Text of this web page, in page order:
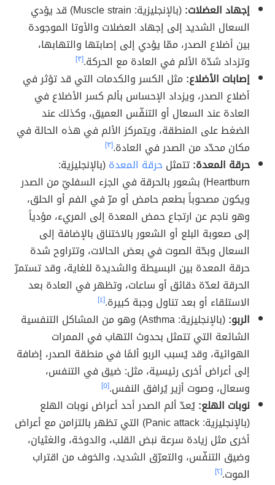
إجهاد العضلات:
(بالإنجليزية: Muscle strain) قد يؤدي
السعال الشديد إلى إجهاد العضلات والأوتا الموجودة
بين أضلاع الصدر، ممّا يؤدي إلى إصابتها والتهابها،
وتزداد شدّة الألم في العادة مع الحركة.[٣]
إصابات الأضلاع: مثل الكسر والكدمات التي قد تؤثر في
أضلاع الصدر، ويزداد الإحساس بألم كسر الأضلاع في
العادة عند السعال أو التنفّس العميق، وكذلك عند
الضغط على المنطقة، ويتمركز الألم في هذه الحالة في
مكان محدّد من الصدر في العادة.[٣]
حرقة المعدة:تتمثلحرقة المعدة(بالإنجليزية:
Heartburn) بشعور بالحرقة في الجزء السفليّ من الصدر
ويكون مصحوباً بطعم حامض أو مرّ في الفم أو الحلق،
وهو ناجم عن ارتجاع حمض المعدة إلى المريء، مؤدياً
إلى صعوبة البلع أو الشعور بالاختناق بالإضافة إلى
السعال وبحّة الصوت في بعض الحالات، وتتراوح شدة
حرقة المعدة بين البسيطة والشديدة للغاية، وقد تستمرّ
الحرقة لعدّة دقائق أو ساعات، وتظهر في العادة بعد
الاستلقاء أو بعد تناول وجبة كبيرة.[٤]
الربو:
(بالإنجليزية: Asthma) وهو من المشاكل التنفسية
الشائعة التي تتمثل بحدوث التهاب في الممرات
الهوائية، وقد يُسبب الربو ألمًا في منطقة الصدر، إضافة
إلى أعراض أخرى رئيسية، مثل: ضيق في التنفس،
وسعال، وصوت أزير يُرافق النفس.[٥]
نوبات الهلع:يُعدّ ألم الصدر أحد أعراض نوبات الهلع
(بالإنجليزية: Panic attack) التي تظهر بالتزامن مع أعراض
أخرى مثل زيادة سرعة نبض القلب، والدوخة، والغثيان،
وضيق التنفّس، والتعرّق الشديد، والخوف من اقتراب
الموت.[٢]